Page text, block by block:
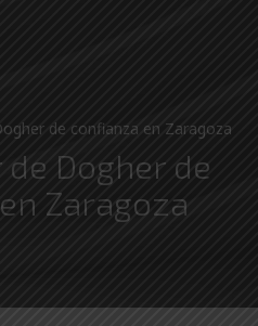
de confianza en Zaragoza
Dogher de
Zaragoza